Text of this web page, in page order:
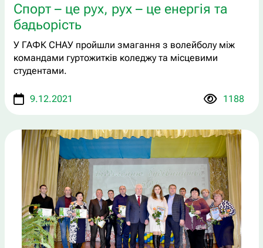
Спорт – це рух, рух – це енергія та
бадьорість
У ГАФК СНАУ пройшли змагання з волейболу між
командами гуртожитків коледжу та місцевими
студентами.
9.12.2021 1188